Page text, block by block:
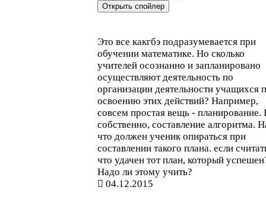
Это все какгбэ подразумевается при
обучении математике. Но сколько
учителей осознанно и запланировано
осуществляют деятельность по
организации деятельности учащихся
освоению этих действий? Например,
совсем простая вещь - планирование.
собственно, составление алгоритма.
что должен ученик опираться при
составлении такого плана. если
что удачен тот план, который
Надо ли этому учить?
04.12.2015